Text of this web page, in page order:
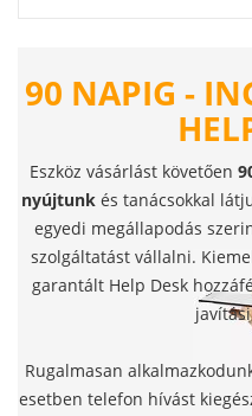
90 NAPIG -
Eszköz vásárlást követően
nyújtunkés tanácsokkal
egyedi megállapodás
szolgáltatást vállalni.
garantált Help Desk
Rugalmasan
esetben telefon hívást